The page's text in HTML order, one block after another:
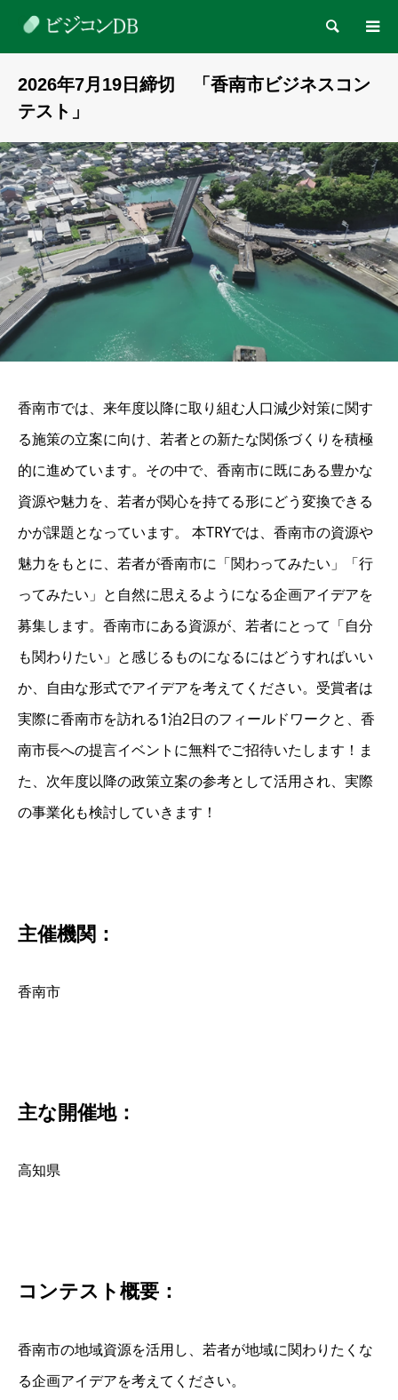
検索
2026年7月19日締切 「香南市ビジネスコン
テスト」
香南市では、来年度以降に取り組む人口減少対策に関す
る施策の立案に向け、若者との新たな関係づくりを積極
的に進めています。その中で、香南市に既にある豊かな
資源や魅力を、若者が関心を持てる形にどう変換できる
かが課題となっています。 本TRYでは、香南市の資源や
魅力をもとに、若者が香南市に「関わってみたい」「行
ってみたい」と自然に思えるようになる企画アイデアを
募集します。香南市にある資源が、若者にとって「自分
も関わりたい」と感じるものになるにはどうすればいい
か、自由な形式でアイデアを考えてください。受賞者は
実際に香南市を訪れる1泊2日のフィールドワークと、香
南市長への提言イベントに無料でご招待いたします！ま
た、次年度以降の政策立案の参考として活用され、実際
の事業化も検討していきます！
主催機関：
香南市
主な開催地：
高知県
コンテスト概要：
香南市の地域資源を活用し、若者が地域に関わりたくな
る企画アイデアを考えてください。